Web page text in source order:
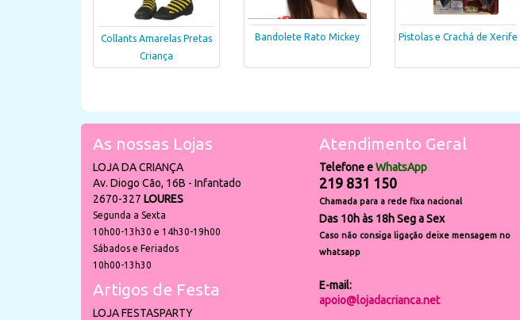
Collants Amarelas Pretas
Criança
Bandolete Rato Mickey Pistolas e Crachá de Xerife
As nossas Lojas
LOJA DA CRIANÇA
Av. Diogo Cão, 16B - Infantado
2670-327 LOURES
Segunda a Sexta
10h00-13h30 e 14h30-19h00
Sábados e Feriados
10h00-13h30
Artigos de Festa
LOJA FESTASPARTY
Atendimento Geral
Telefone eWhatsApp
219 831 150
Chamada para a rede fixa nacional
Das 10h às 18h Seg a Sex
Caso não consiga ligação deixe mensagem no
whatsapp
E-mail:
apoio@lojadacrianca.net